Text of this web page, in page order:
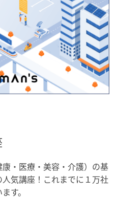
・医療・美容・介護）の基
気講座！これまでに１万社
す。